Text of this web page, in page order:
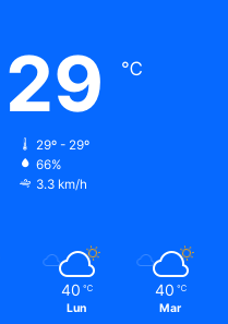
29 ℃
29º - 29º
66%
3.3 km/h
40 ℃
Lun
40 ℃
Mar